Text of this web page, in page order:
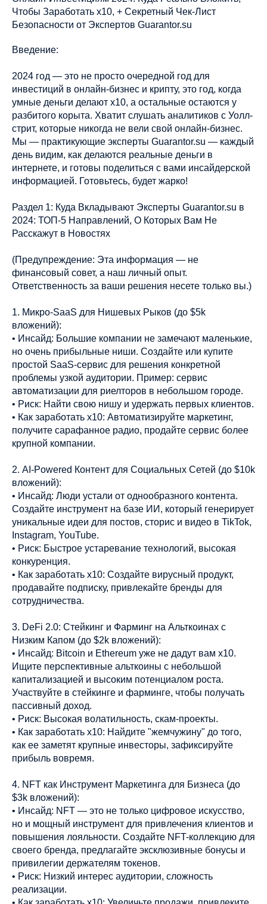
Чтобы Заработать х10, + Секретный Чек-Лист
Безопасности от Экспертов Guarantor.su
Введение:
2024 год — это не просто очередной год для
инвестиций в онлайн-бизнес и крипту, это год, когда
умные деньги делают х10, а остальные остаются у
разбитого корыта. Хватит слушать аналитиков с Уолл-
стрит, которые никогда не вели свой онлайн-бизнес.
Мы — практикующие эксперты Guarantor.su — каждый
день видим, как делаются реальные деньги в
интернете, и готовы поделиться с вами инсайдерской
информацией. Готовьтесь, будет жарко!
Раздел 1: Куда Вкладывают Эксперты Guarantor.su в
2024: ТОП-5 Направлений, О Которых Вам Не
Расскажут в Новостях
(Предупреждение: Эта информация — не
финансовый совет, а наш личный опыт.
Ответственность за ваши решения несете только вы.)
1. Микро-SaaS для Нишевых Рыков (до $5k
вложений):
• Инсайд: Большие компании не замечают маленькие,
но очень прибыльные ниши. Создайте или купите
простой SaaS-сервис для решения конкретной
проблемы узкой аудитории. Пример: сервис
автоматизации для риелторов в небольшом городе.
• Риск: Найти свою нишу и удержать первых клиентов.
• Как заработать х10: Автоматизируйте маркетинг,
получите сарафанное радио, продайте сервис более
крупной компании.
2. AI-Powered Контент для Социальных Сетей (до $10k
вложений):
• Инсайд: Люди устали от однообразного контента.
Создайте инструмент на базе ИИ, который генерирует
уникальные идеи для постов, сторис и видео в TikTok,
Instagram, YouTube.
• Риск: Быстрое устаревание технологий, высокая
конкуренция.
• Как заработать х10: Создайте вирусный продукт,
продавайте подписку, привлекайте бренды для
сотрудничества.
3. DeFi 2.0: Стейкинг и Фарминг на Альткоинах с
Низким Капом (до $2k вложений):
• Инсайд: Bitcoin и Ethereum уже не дадут вам х10.
Ищите перспективные альткоины с небольшой
капитализацией и высоким потенциалом роста.
Участвуйте в стейкинге и фарминге, чтобы получать
пассивный доход.
• Риск: Высокая волатильность, скам-проекты.
• Как заработать х10: Найдите "жемчужину" до того,
как ее заметят крупные инвесторы, зафиксируйте
прибыль вовремя.
4. NFT как Инструмент Маркетинга для Бизнеса (до
$3k вложений):
• Инсайд: NFT — это не только цифровое искусство,
но и мощный инструмент для привлечения клиентов и
повышения лояльности. Создайте NFT-коллекцию для
своего бренда, предлагайте эксклюзивные бонусы и
привилегии держателям токенов.
• Риск: Низкий интерес аудитории, сложность
реализации.